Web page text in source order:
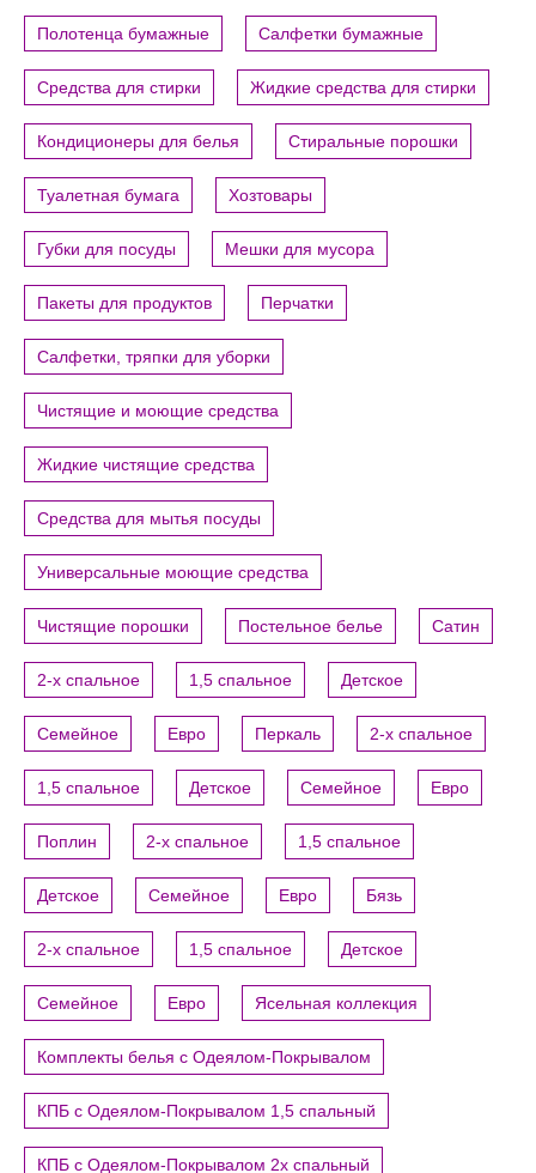
Полотенца бумажные Салфетки бумажные
Средства для стирки Жидкие средства для стирки
Кондиционеры для белья Стиральные порошки
Туалетная бумага Хозтовары
Губки для посуды Мешки для мусора
Пакеты для продуктов Перчатки
Салфетки, тряпки для уборки
Чистящие и моющие средства
Жидкие чистящие средства
Средства для мытья посуды
Универсальные моющие средства
Чистящие порошки Постельное белье Сатин
2-х спальное 1,5 спальное Детское
Семейное Евро Перкаль 2-х спальное
1,5 спальное Детское Семейное Евро
Поплин 2-х спальное 1,5 спальное
Детское Семейное Евро Бязь
2-х спальное 1,5 спальное Детское
Семейное Евро Ясельная коллекция
Комплекты белья с Одеялом-Покрывалом
КПБ с Одеялом-Покрывалом 1,5 спальный
КПБ с Одеялом-Покрывалом 2х спальный